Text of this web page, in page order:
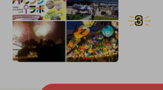
3